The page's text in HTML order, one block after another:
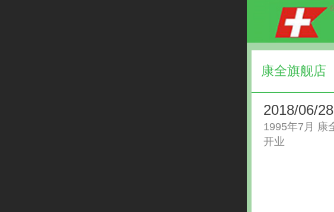
康全旗舰店
2018/06/28
1995年7月 康全总店
开业